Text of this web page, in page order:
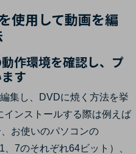
用して動画を編
作環境を確認し、プ
す
集し、DVDに焼く方法を挙
ンストールする際は例えば
お使いのパソコンの
7のそれぞれ64ビット）、